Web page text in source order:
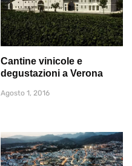
Cantine vinicole e
degustazioni a Verona
Agosto 1, 2016